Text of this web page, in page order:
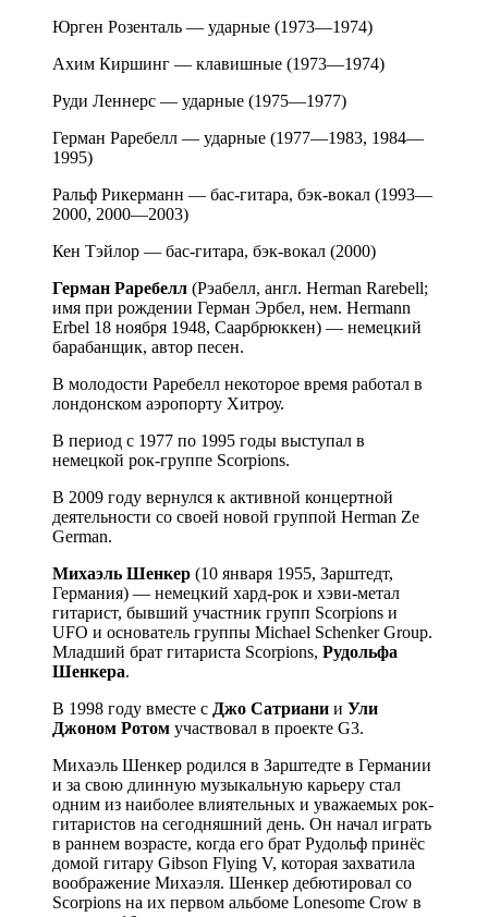
Юрген Розенталь — ударные (1973—1974)
Ахим Киршинг — клавишные (1973—1974)
Руди Леннерс — ударные (1975—1977)
Герман Раребелл — ударные (1977—1983, 1984—
1995)
Ральф Рикерманн — бас-гитара, бэк-вокал (1993—
2000, 2000—2003)
Кен Тэйлор — бас-гитара, бэк-вокал (2000)
Герман Раребелл (Рэабелл, англ. Herman Rarebell;
имя при рождении Герман Эрбел, нем. Hermann
Erbel 18 ноября 1948, Саарбрюккен) — немецкий
барабанщик, автор песен.
В молодости Раребелл некоторое время работал в
лондонском аэропорту Хитроу.
В период с 1977 по 1995 годы выступал в
немецкой рок-группе Scorpions.
В 2009 году вернулся к активной концертной
деятельности со своей новой группой Herman Ze
German.
Михаэль Шенкер (10 января 1955, Зарштедт,
Германия) — немецкий хард-рок и хэви-метал
гитарист, бывший участник групп Scorpions и
UFO и основатель группы Michael Schenker Group.
Младший брат гитариста Scorpions, Рудольфа
Шенкера.
В 1998 году вместе с Джо Сатриани и Ули
Джоном Ротом участвовал в проекте G3.
Михаэль Шенкер родился в Зарштедте в Германии
и за свою длинную музыкальную карьеру стал
одним из наиболее влиятельных и уважаемых рок-
гитаристов на сегодняшний день. Он начал играть
в раннем возрасте, когда его брат Рудольф принёс
домой гитару Gibson Flying V, которая захватила
воображение Михаэля. Шенкер дебютировал со
Scorpions на их первом альбоме Lonesome Crow в